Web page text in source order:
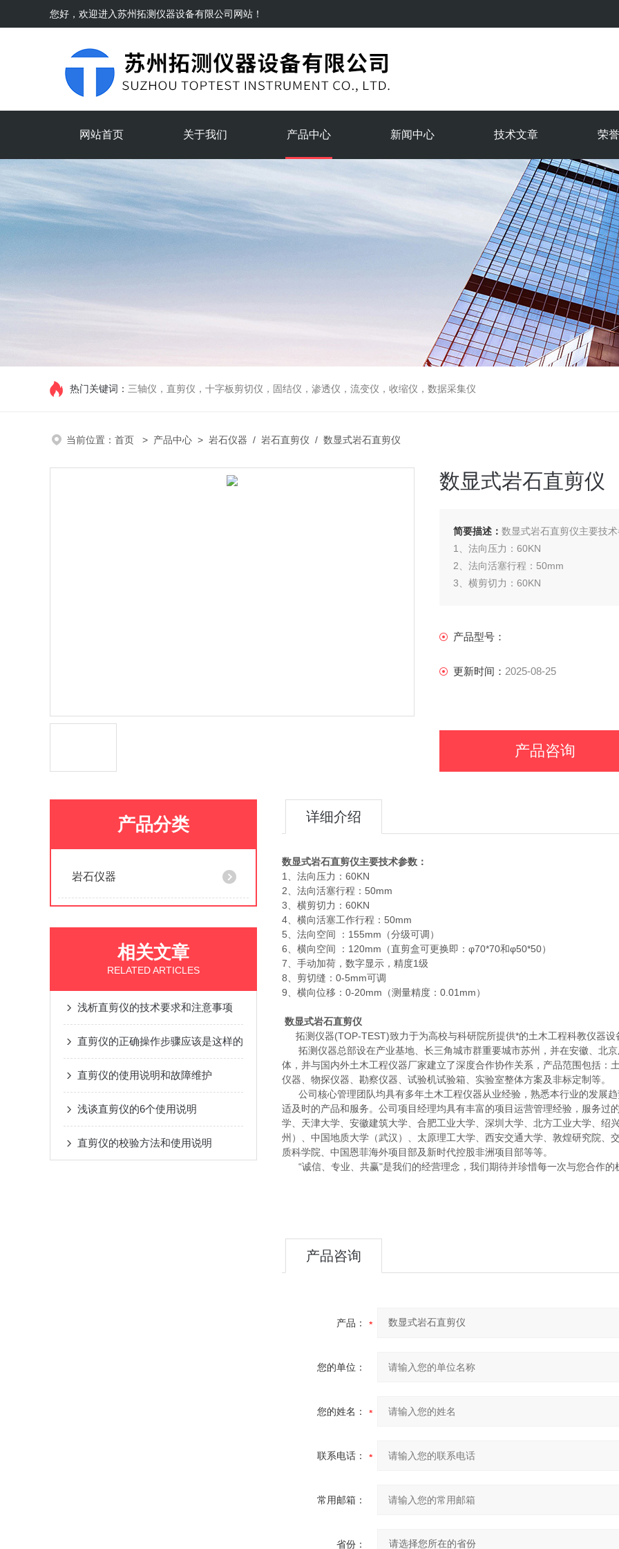
您好，欢迎进入苏州拓测仪器设备有限公司 网站！
网站首页 关于我们 产品中心 新闻中心 技术文章 荣
热门关键词： 三轴仪，直剪仪，十字板剪切仪，固结仪，渗透仪，流变仪，收缩仪，数据采集仪
当前位置： 首页 > 产品中心 > 岩石仪器 / 岩石直剪仪 / 数显式岩石直剪仪
数显式岩石直剪仪
简要描述： 数显式岩石直剪仪主要技
1、法向压力：60KN
2、法向活塞行程：50mm
3、横剪切力：60KN
6、横向空间 ：120mm（直剪盒可更
8、剪切缝：0-5mm可调
产品型号：
更新时间： 2025-08-25
产品咨询
产品分类
岩石仪器
相关文章
RELATED ARTICLES
浅析直剪仪的技术要求和注意事项
直剪仪的正确操作步骤应该是这样的
直剪仪的使用说明和故障维护
浅谈直剪仪的6个使用说明
直剪仪的校验方法和使用说明
详细介绍
数显式岩石直剪仪主要技术参数：
1、法向压力：60KN
2、法向活塞行程：50mm
3、横剪切力：60KN
4、横向活塞工作行程：50mm
5、法向空间 ：155mm（分级可调）
6、横向空间 ：120mm（直剪盒可更换即：φ70*70和φ50*50）
7、手动加荷，数字显示，精度1级
8、剪切缝：0-5mm可调
9、横向位移：0-20mm（测量精度：0.01mm）
数显式岩石直剪仪
拓测仪器(TOP-TEST)致力于为高校与科研院所提供*的土木工程科教仪器设
拓测仪器总部设在产业基地、长三角城市群重要城市苏州，并在安徽、北
体，并与国内外土木工程仪器厂家建立了深度合作协作关系，产品范围包括：
仪器、物探仪器、勘察仪器、试验机试验箱、实验室整体方案及非标定制等。
公司核心管理团队均具有多年土木工程仪器从业经验，熟悉本行业的发展
适及时的产品和服务。公司项目经理均具有丰富的项目运营管理经验，服务过
学、天津大学、安徽建筑大学、合肥工业大学、深圳大学、北方工业大学、绍
州）、中国地质大学（武汉）、太原理工大学、西安交通大学、敦煌研究院、
质科学院、中国恩菲海外项目部及新时代控股非洲项目部等等。
“诚信、专业、共赢"是我们的经营理念，我们期待并珍惜每一次与您合作的
产品咨询
产品：
您的单位：
您的姓名：
联系电话：
常用邮箱：
省份：